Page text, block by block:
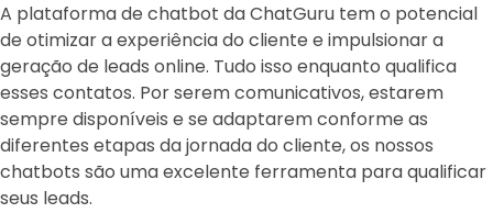
A plataforma de chatbot da ChatGuru tem o potencial
de otimizar a experiência do cliente e impulsionar a
geração de leads online. Tudo isso enquanto qualifica
esses contatos. Por serem comunicativos, estarem
sempre disponíveis e se adaptarem conforme as
diferentes etapas da jornada do cliente, os nossos
chatbots são uma excelente ferramenta para qualificar
seus leads.